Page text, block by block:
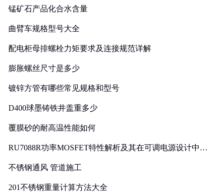
锰矿石产品化合水含量
曲臂车规格型号大全
配电柜母排螺栓力矩要求及连接规范详解
膨胀螺丝尺寸是多少
镀锌方管有哪些常见规格和型号
D400球墨铸铁井盖重多少
覆膜砂的耐高温性能如何
RU7088R功率MOSFET特性解析及其在可调电源设计中的
不锈钢通风 管道施工
201不锈钢重量计算方法大全